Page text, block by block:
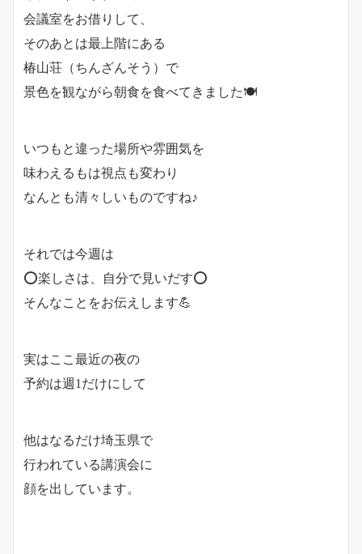
会議室をお借りして、
そのあとは最上階にある
椿山荘（ちんざんそう）で
景色を観ながら朝食を食べてきました🍽
いつもと違った場所や雰囲気を
味わえるもは視点も変わり
なんとも清々しいものですね♪
それでは今週は
⭕️楽しさは、自分で見いだす⭕️
そんなことをお伝えします💪
実はここ最近の夜の
予約は週1だけにして
他はなるだけ埼玉県で
行われている講演会に
顔を出しています。